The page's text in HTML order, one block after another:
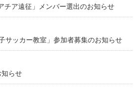
ア遠征」メンバー選出のお知らせ
サッカー教室」参加者募集のお知らせ
らせ